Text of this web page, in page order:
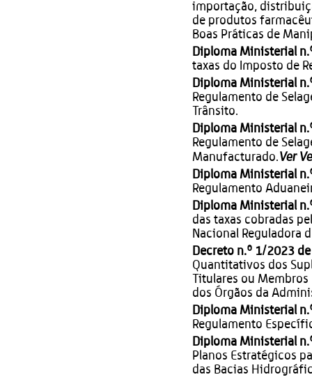
importação,
de produtos
Boas Práticas de
Diploma Ministerial
taxas do Imposto de
Diploma Ministerial
Regulamento de
Trânsito.
Diploma Ministerial
Regulamento de
Manufacturado.Ver
Diploma Ministerial
Regulamento
Diploma Ministerial
das taxas cobradas
Nacional Reguladora
Decreto n.º 1/2023
Quantitativos dos
Titulares ou
dos Órgãos da
Diploma Ministerial
Regulamento
Diploma Ministerial
Planos Estratégicos
das Bacias